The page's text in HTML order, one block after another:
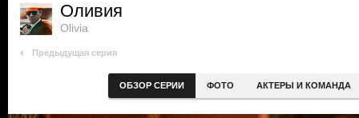
Оливия
Olivia
Предыдущая серия
ОБЗОР СЕРИИ ФОТО АКТЕРЫ И КОМАНДА